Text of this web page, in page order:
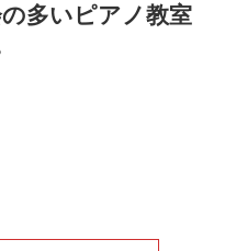
多いピアノ教室